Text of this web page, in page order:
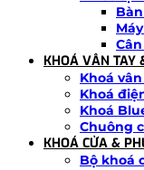
KHOÁ VÂN TAY
Khoá
Khoá
Khoá
Chuông
KHOÁ CỬA &
Bộ khoá